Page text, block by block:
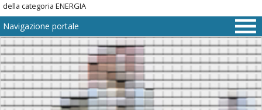
di
navigazione
interna
Salta
al
contenuto
Salta
della categoria ENERGIA
Navigazione portale